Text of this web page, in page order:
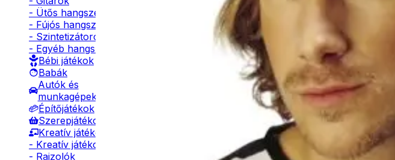
- Ütős hangszerek
- Fújós hangszerek
- Szintetizátorok
- Egyéb hangszerek
Bébi játékok
Babák
Autók és
munkagépek
Építőjátékok
Szerepjátékok
Kreatív játékok
- Kreatív játékok
- Rajzolók
Kiegészítő termékek